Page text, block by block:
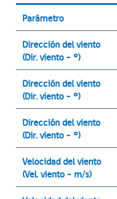
Parámetro
Dirección del viento
(Dir. viento - °)
Dirección del viento
(Dir. viento - °)
Dirección del viento
(Dir. viento - °)
Velocidad del viento
(Vel. viento - m/s)